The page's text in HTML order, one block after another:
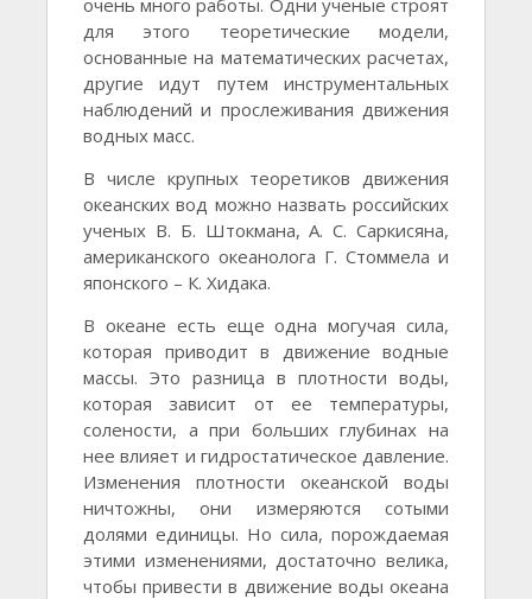
очень много работы. Одни ученые строят
для этого теоретические модели,
основанные на математических расчетах,
другие идут путем инструментальных
наблюдений и прослеживания движения
водных масс.
В числе крупных теоретиков движения
океанских вод можно назвать российских
ученых В. Б. Штокмана, А. С. Саркисяна,
американского океанолога Г. Стоммела и
японского – К. Хидака.
В океане есть еще одна могучая сила,
которая приводит в движение водные
массы. Это разница в плотности воды,
которая зависит от ее температуры,
солености, а при больших глубинах на
нее влияет и гидростатическое давление.
Изменения плотности океанской воды
ничтожны, они измеряются сотыми
долями единицы. Но сила, порождаемая
этими изменениями, достаточно велика,
чтобы привести в движение воды океана